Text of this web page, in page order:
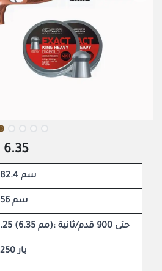
6.35
82.4 سم
56 سم
.25 (6.35 مم): حتى 900 قدم/ثانية
250 بار